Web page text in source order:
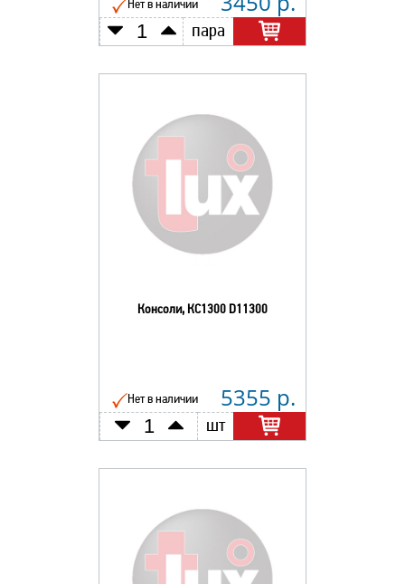
Нет в наличии
пара
Консоли, КС1300 D11300
Нет в наличии 5355 р.
шт